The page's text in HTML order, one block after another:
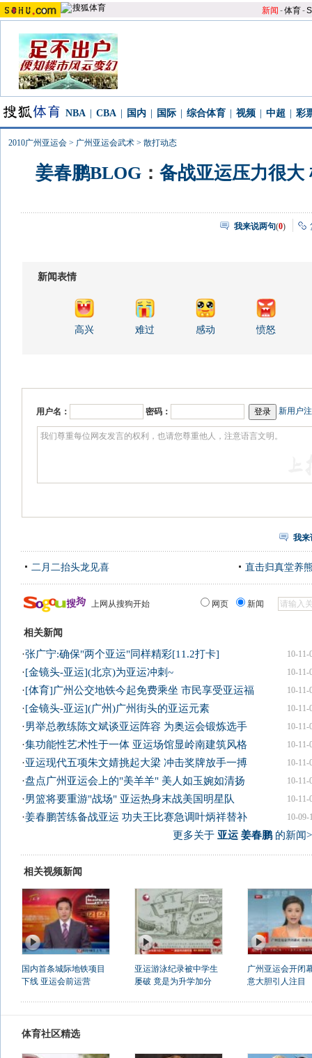
新闻 -体育-S
NBA CBA 国内 国际 综合体育 视频 中超 彩
2010广州亚运会 > 广州亚运会武术 > 散打动态
姜春鹏BLOG： 备战亚运压力很大
我来说两句(0)
新闻表情
高兴 难过 感动 愤怒
用户名： 密码： 新用户
我来
二月二抬头龙见喜 直击归真堂养
上网从搜狗开始 网页 新闻
相关新闻
10-11-
·张广宁:确保"两个亚运"同样精彩[11.2打卡]
10-11-
·[金镜头-亚运](北京)为亚运冲刺~
10-11-
·[体育]广州公交地铁今起免费乘坐 市民享受亚运福
10-11-
·[金镜头-亚运](广州)广州街头的亚运元素
10-11-
·男举总教练陈文斌谈亚运阵容 为奥运会锻炼选手
10-11-
·集功能性艺术性于一体 亚运场馆显岭南建筑风格
10-11-
·亚运现代五项朱文婧挑起大梁 冲击奖牌放手一搏
10-11-
·盘点广州亚运会上的"美羊羊" 美人如玉婉如清扬
10-11-
·男篮将要重游"战场" 亚运热身末战美国明星队
10-09-
·姜春鹏苦练备战亚运 功夫王比赛急调叶炳祥替补
更多关于 亚运 姜春鹏的新闻
相关视频新闻
国内首条城际地铁项目
下线 亚运会前运营
亚运游泳纪录被中学生
屡破 竟是为升学加分
广州亚运会开闭
意大胆引人注目
体育社区精选